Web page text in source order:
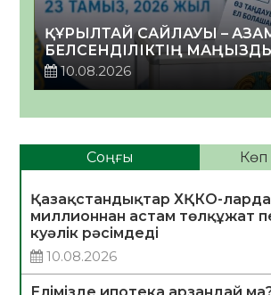
ҚҰРЫЛТАЙ САЙЛАУЫ –
БЕЛСЕНДІЛІКТІҢ МАҢЫЗДЫ
10.08.2026
Соңғы Көп
Қазақстандықтар ХҚКО-ларда
миллионнан астам төлқұжат
куәлік рәсімдеді
10.08.2026
Елімізде ипотека арзандай